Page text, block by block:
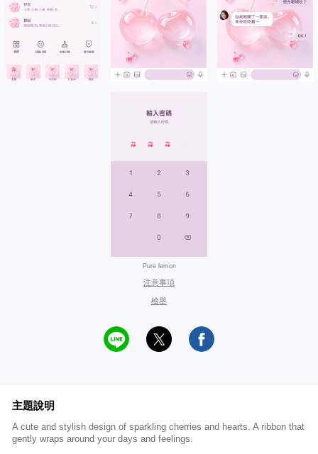
Pure lemon
注意事項
檢舉
主題說明
A cute and stylish design of sparkling cherries and hearts. A ribbon that
gently wraps around your days and feelings.